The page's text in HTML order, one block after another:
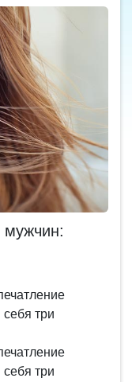
мужчин:
три
три